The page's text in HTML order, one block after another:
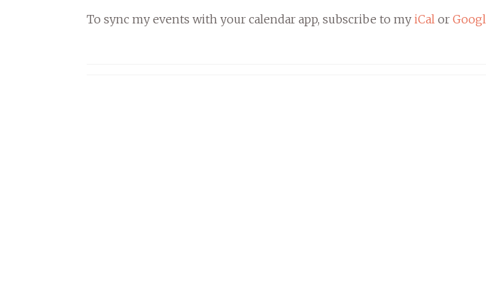
To sync my events with your calendar app, subscribe to my iCal or